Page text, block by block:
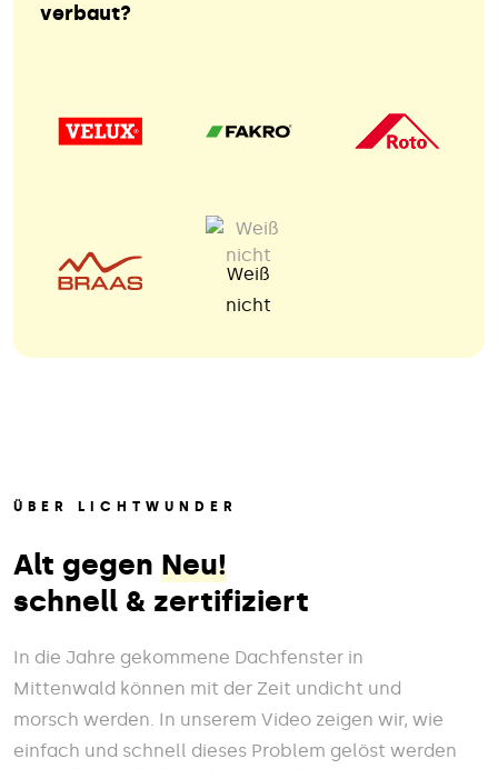
verbaut?
Weiß
nicht
ÜBER LICHTWUNDER
Alt gegen Neu!
schnell & zertifiziert
In die Jahre gekommene Dachfenster in
Mittenwald können mit der Zeit undicht und
morsch werden. In unserem Video zeigen wir, wie
einfach und schnell dieses Problem gelöst werden